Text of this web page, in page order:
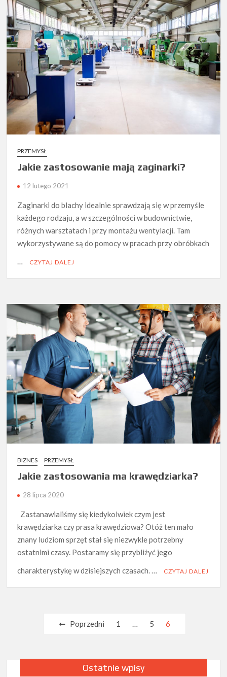
PRZEMYSŁ
Jakie zastosowanie mają zaginarki?
12 lutego 2021
Zaginarki do blachy idealnie sprawdzają się w przemyśle
każdego rodzaju, a w szczególności w budownictwie,
różnych warsztatach i przy montażu wentylacji. Tam
wykorzystywane są do pomocy w pracach przy obróbkach
…
CZYTAJ DALEJ
BIZNES PRZEMYSŁ
Jakie zastosowania ma krawędziarka?
28 lipca 2020
Zastanawialiśmy się kiedykolwiek czym jest
krawędziarka czy prasa krawędziowa? Otóż ten mało
znany ludziom sprzęt stał się niezwykle potrzebny
ostatnimi czasy. Postaramy się przybliżyć jego
charakterystykę w dzisiejszych czasach. …
CZYTAJ DALEJ
Nawigacja
wpisach
Poprzedni 1 … 5 6
Ostatnie wpisy